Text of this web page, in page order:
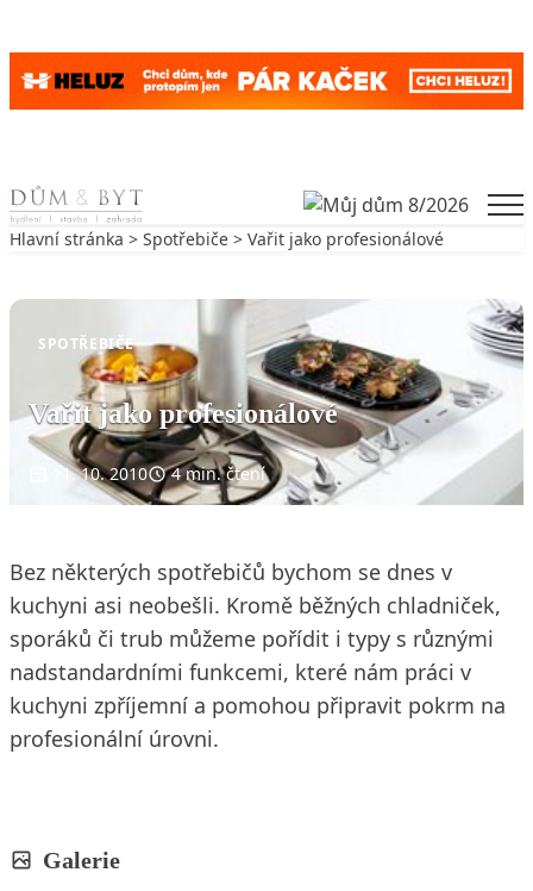
Skip to content
Hlavní stránka > Spotřebiče > Vařit jako profesionálové
SPOTŘEBIČE
Vařit jako profesionálové
11. 10. 2010 4 min. čtení
Bez některých spotřebičů bychom se dnes v
kuchyni asi neobešli. Kromě běžných chladniček,
sporáků či trub můžeme pořídit i typy s různými
nadstandardními funkcemi, které nám práci v
kuchyni zpříjemní a pomohou připravit pokrm na
profesionální úrovni.
Galerie